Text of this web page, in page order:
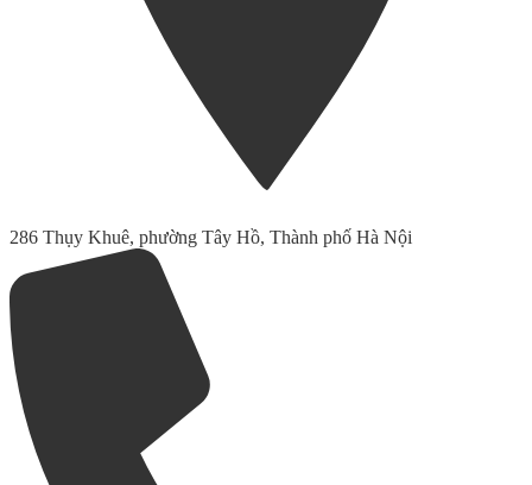
286 Thụy Khuê, phường Tây Hồ, Thành phố Hà Nội